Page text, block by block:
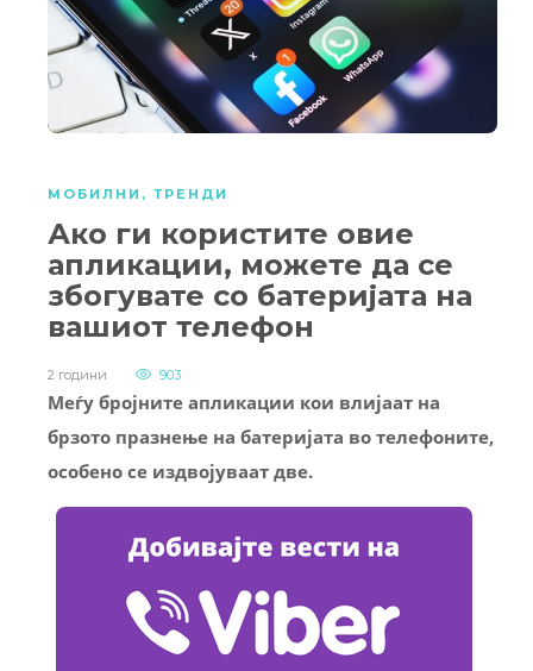
МОБИЛНИ , ТРЕНДИ
Ако ги користите овие
апликации, можете да се
збогувате со батеријата на
вашиот телефон
2 години 903
Меѓу бројните апликации кои влијаат на
брзото празнење на батеријата во телефоните,
особено се издвојуваат две.